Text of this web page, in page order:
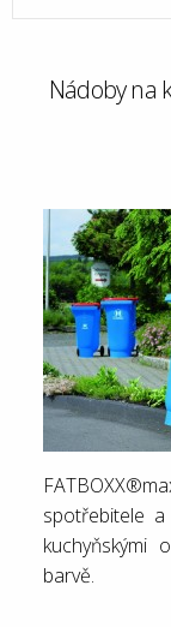
Nádoby na
spotřebitele a
kuchyňskými
barvě.